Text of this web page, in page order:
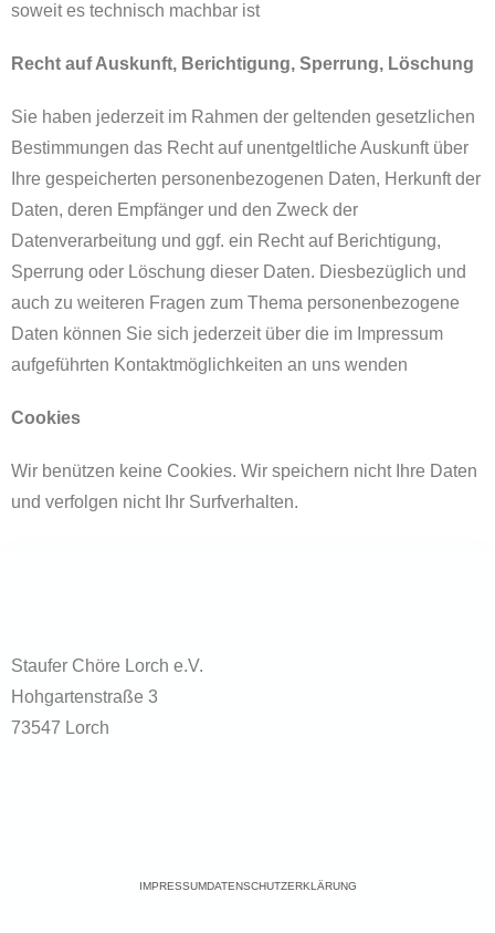
soweit es technisch machbar ist
Recht auf Auskunft, Berichtigung, Sperrung, Löschung
Sie haben jederzeit im Rahmen der geltenden gesetzlichen
Bestimmungen das Recht auf unentgeltliche Auskunft über
Ihre gespeicherten personenbezogenen Daten, Herkunft der
Daten, deren Empfänger und den Zweck der
Datenverarbeitung und ggf. ein Recht auf Berichtigung,
Sperrung oder Löschung dieser Daten. Diesbezüglich und
auch zu weiteren Fragen zum Thema personenbezogene
Daten können Sie sich jederzeit über die im Impressum
aufgeführten Kontaktmöglichkeiten an uns wenden
Cookies
Wir benützen keine Cookies. Wir speichern nicht Ihre Daten
und verfolgen nicht Ihr Surfverhalten.
Staufer Chöre Lorch e.V.
Hohgartenstraße 3
73547 Lorch
IMPRESSUMDATENSCHUTZERKLÄRUNG